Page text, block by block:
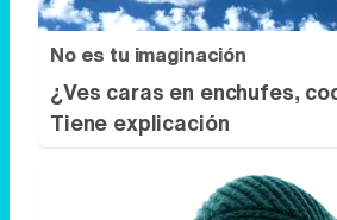
No es tu imaginación
¿Ves caras en enchufes,
Tiene explicación